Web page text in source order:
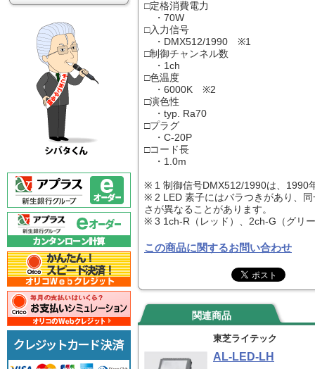
□定格消費電力
・70W
□入力信号
・DMX512/1990 ※1
□制御チャンネル数
・1ch
□色温度
・6000K ※2
□演色性
・typ. Ra70
□プラグ
・C-20P
□コード長
・1.0m
※ 1 制御信号DMX512/1990は、1990
※ 2 LED 素子にはバラつきがあり、
さが異なることがあります。
※ 3 1ch-R（レッド）、2ch-G（グリ
この商品に関するお問い合わせ
関連商品
東芝ライテック
AL-LED-LH